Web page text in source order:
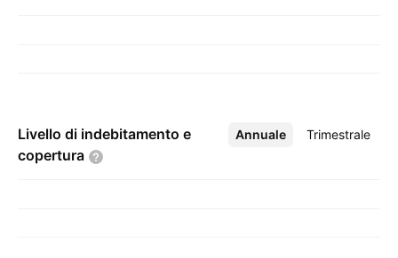
Livello di indebitamento e
copertura
Annuale Trimestrale
Altro